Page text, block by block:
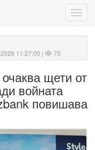
11:27:00 | 70
щети от
войната
повишава